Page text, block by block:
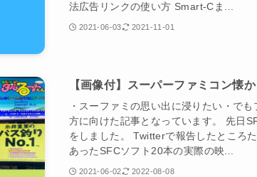
法広告リンクの使い方 Smart-Cま...
2021-06-03 2021-11-01
【画像付】スーパーファミコン懐
・スーファミの思い出に浸りたい・で
方に向けた記事となっています。 先日
をしました。 Twitterで報告したところ
あったSFCソフト20本の実際の映...
2021-06-02 2022-08-08